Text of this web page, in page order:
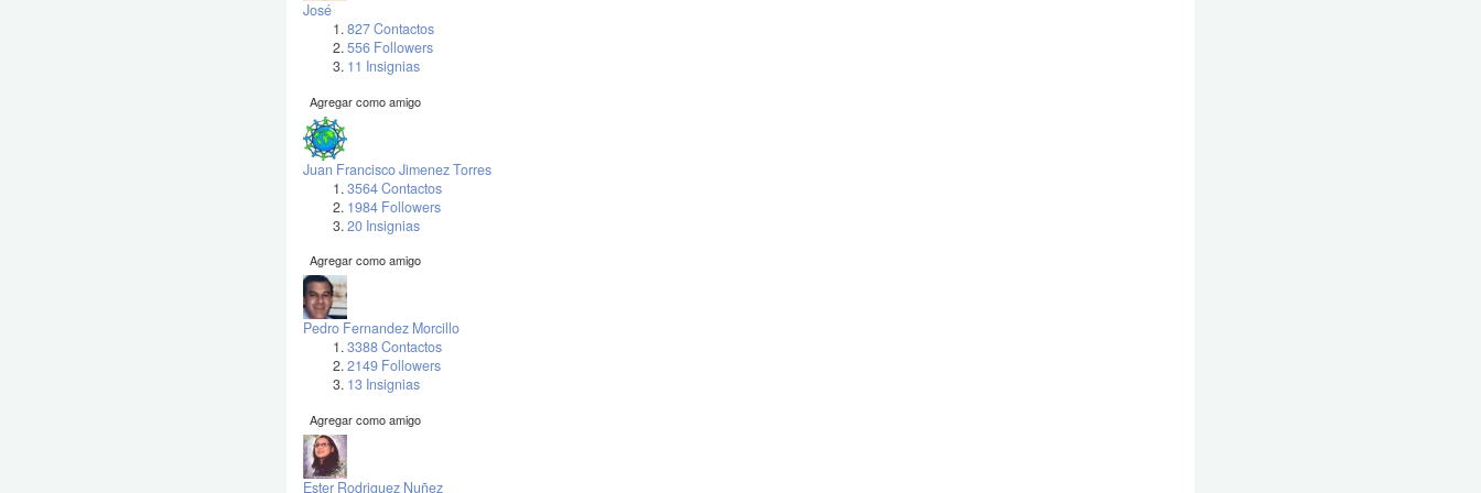
José
827 Contactos
556 Followers
11 Insignias
Agregar como amigo
Juan Francisco Jimenez Torres
3564 Contactos
1984 Followers
20 Insignias
Agregar como amigo
Pedro Fernandez Morcillo
3388 Contactos
2149 Followers
13 Insignias
Agregar como amigo
Ester Rodriguez Nuñez